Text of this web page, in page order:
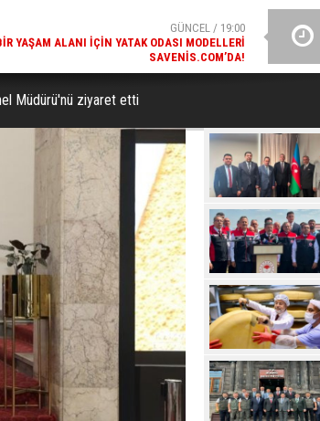
GÜNCEL / 18:38
TURIZM POTANSIYELI BAKÜ'DE TANITILDI
Müdürü'nü ziyaret etti